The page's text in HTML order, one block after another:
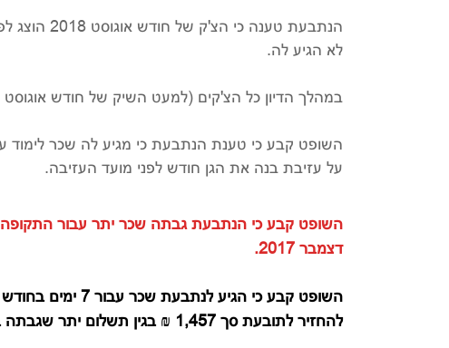
הנתבעת
לא הגיע לה.
במהלך הדיון כל הצ'קים (למעט השיק של חודש אוגוסט 2018 אשר הוצג וחולל) הוחזרו לתובעת.
השופט קבע כי טענת הנתבעת כי מגיע לה שכר
על עזיבת בנה את הגן חודש לפני מועד העזיבה.
דצמבר 2017.
להחזיר לתובעת סך 1,457 ₪ בגין תשלום יתר שגבתה בגין חודש דצמבר 2017.